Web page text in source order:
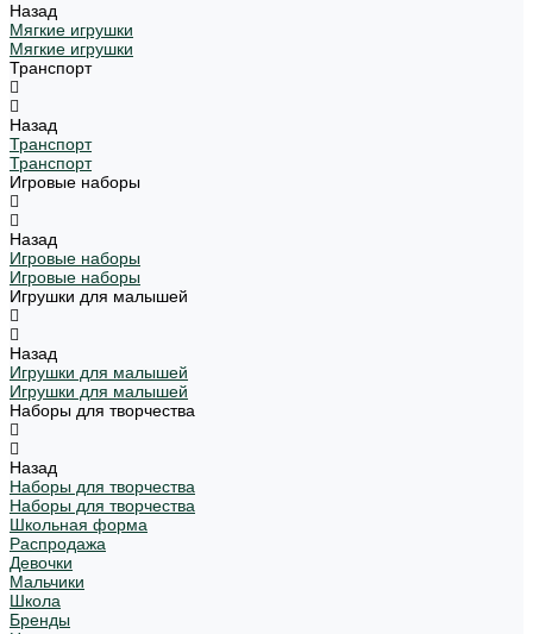
Назад
Мягкие игрушки
Мягкие игрушки
Транспорт
Назад
Транспорт
Транспорт
Игровые наборы
Назад
Игровые наборы
Игровые наборы
Игрушки для малышей
Назад
Игрушки для малышей
Игрушки для малышей
Наборы для творчества
Назад
Наборы для творчества
Наборы для творчества
Школьная форма
Распродажа
Девочки
Мальчики
Школа
Бренды